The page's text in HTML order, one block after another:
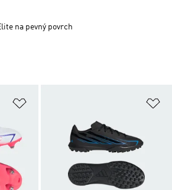
na pevný povrch